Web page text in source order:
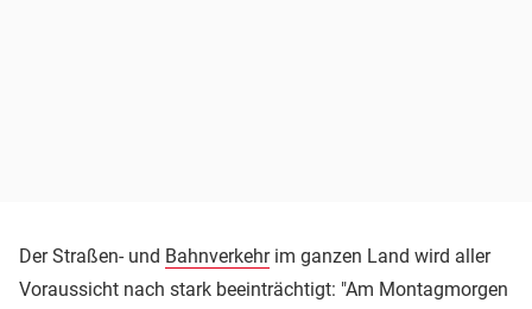
Der Straßen- und Bahnverkehrim ganzen Land wird aller
Voraussicht nach stark beeinträchtigt: "Am Montagmorgen